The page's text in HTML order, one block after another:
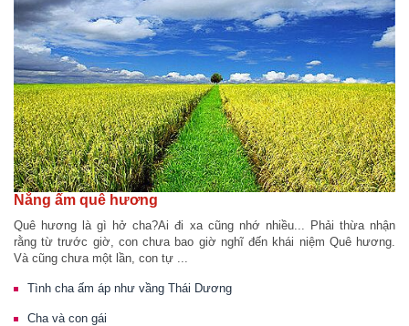
Nắng ấm quê hương
Quê hương là gì hở cha?Ai đi xa cũng nhớ nhiều... Phải thừa nhận
rằng từ trước giờ, con chưa bao giờ nghĩ đến khái niệm Quê hương.
Và cũng chưa một lần, con tự ...
Tình cha ấm áp như vầng Thái Dương
Cha và con gái